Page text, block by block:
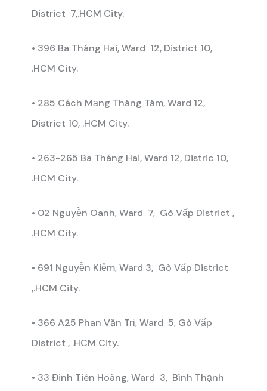
District 7,.HCM City.
• 396 Ba Tháng Hai, Ward 12, District 10,
.HCM City.
• 285 Cách Mạng Tháng Tám, Ward 12,
District 10, .HCM City.
• 263-265 Ba Tháng Hai, Ward 12, Distric 10,
.HCM City.
• 02 Nguyễn Oanh, Ward 7, Gò Vấp District ,
.HCM City.
• 691 Nguyễn Kiệm, Ward 3, Gò Vấp District
,.HCM City.
• 366 A25 Phan Văn Trị, Ward 5, Gò Vấp
District , .HCM City.
• 33 Đinh Tiên Hoàng, Ward 3, Bình Thạnh